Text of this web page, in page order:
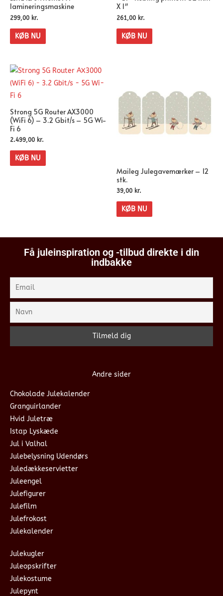
lamineringsmaskine
299,00 kr.
KØB NU
X 1″
261,00 kr.
KØB NU
Strong 5G Router AX3000
(WiFi 6) – 3.2 Gbit/s – 5G Wi-
Fi 6
2.499,00 kr.
KØB NU
Maileg Julegavemærker – 12
stk.
39,00 kr.
KØB NU
Få juleinspiration og -tilbud direkte i din
indbakke
Andre sider
Chokolade Julekalender
Granguirlander
Hvid Juletræ
Istap Lyskæde
Jul i Valhal
Julebelysning Udendørs
Juledækkeservietter
Juleengel
Julefigurer
Julefilm
Julefrokost
Julekalender
Julekugler
Juleopskrifter
Julekostume
Julepynt